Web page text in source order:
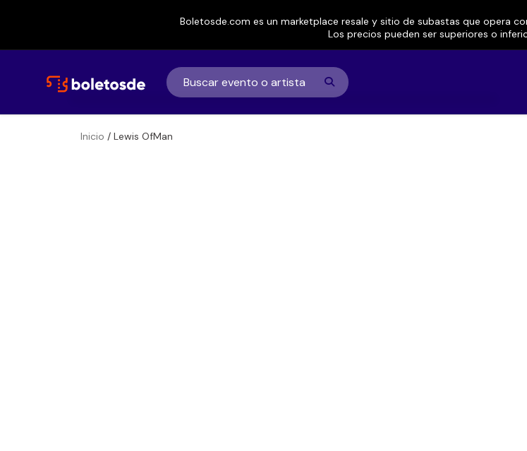
Boletosde.com es un marketplace resale y sitio de subastas que opera
Los precios pueden ser superiores o
Inicio / Lewis OfMan